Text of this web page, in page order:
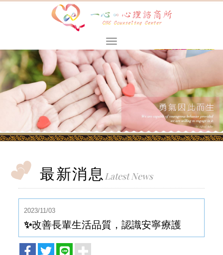
Latest News
最新消息
2023/11/03
✨改善長輩生活品質，認識安寧療護